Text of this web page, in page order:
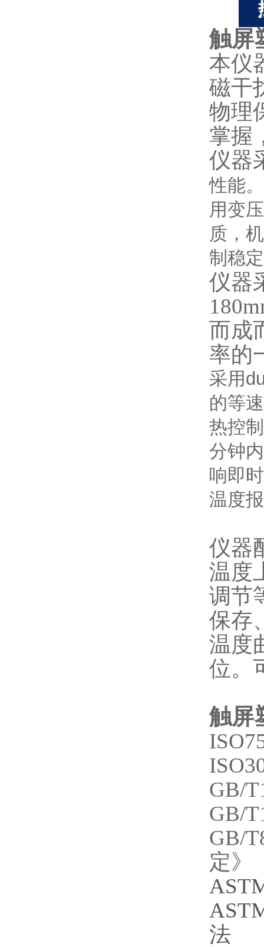
触屏
本仪
磁干
物理
掌握
仪器
性能
用变
质，
制稳
仪器
而成
率的
采用
的等
热控
分钟
响即
温度
仪器
温度
调节
保存
温度
位。
触屏
GB/
GB/
GB/
定》
法